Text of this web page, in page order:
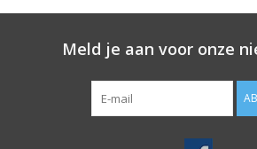
Meld je aan voor onze